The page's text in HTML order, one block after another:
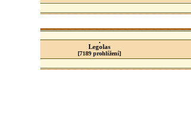
Legolas
[7189 prohlížení]